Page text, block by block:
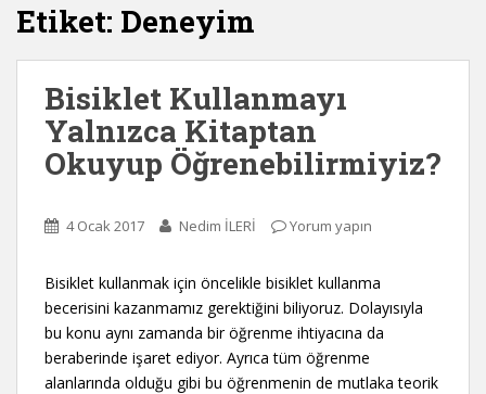
Etiket: Deneyim
Bisiklet Kullanmayı
Yalnızca Kitaptan
Okuyup Öğrenebilirmiyiz?
4 Ocak 2017 Nedim İLERİ Yorum yapın
Bisiklet kullanmak için öncelikle bisiklet kullanma
becerisini kazanmamız gerektiğini biliyoruz. Dolayısıyla
bu konu aynı zamanda bir öğrenme ihtiyacına da
beraberinde işaret ediyor. Ayrıca tüm öğrenme
alanlarında olduğu gibi bu öğrenmenin de mutlaka teorik